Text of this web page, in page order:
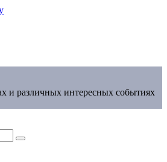
и различных интересных событиях